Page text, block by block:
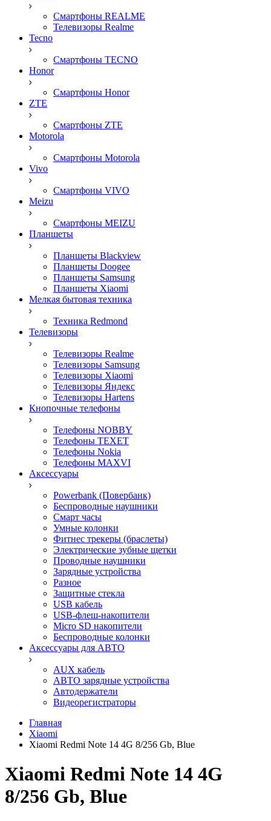
Смартфоны REALME
Телевизоры Realme
Tecno
Смартфоны TECNO
Honor
Смартфоны Honor
ZTE
Смартфоны ZTE
Motorola
Смартфоны Motorola
Vivo
Смартфоны VIVO
Meizu
Смартфоны MEIZU
Планшеты
Планшеты Blackview
Планшеты Doogee
Планшеты Samsung
Планшеты Xiaomi
Мелкая бытовая техника
Техника Redmond
Телевизоры
Телевизоры Realme
Телевизоры Samsung
Телевизоры Xiaomi
Телевизоры Яндекс
Телевизоры Hartens
Кнопочные телефоны
Телефоны NOBBY
Телефоны TEXET
Телефоны Nokia
Телефоны MAXVI
Аксессуары
Powerbank (Повербанк)
Беспроводные наушники
Смарт часы
Умные колонки
Фитнес трекеры (браслеты)
Электрические зубные щетки
Проводные наушники
Зарядные устройства
Разное
Защитные стекла
USB кабель
USB-флеш-накопители
Micro SD накопители
Беспроводные колонки
Аксессуары для АВТО
AUX кабель
АВТО зарядные устройства
Автодержатели
Видеорегистраторы
Главная
Xiaomi
Xiaomi Redmi Note 14 4G 8/256 Gb, Blue
Xiaomi Redmi Note 14 4G
8/256 Gb, Blue